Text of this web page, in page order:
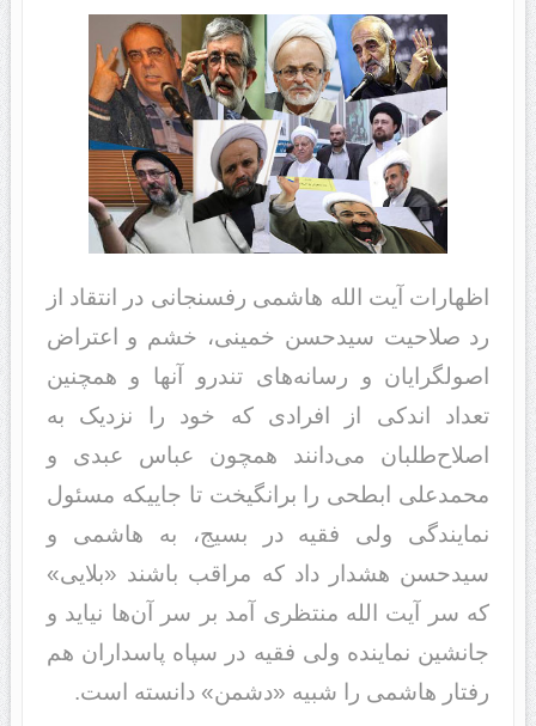
اظهارات آیت الله هاشمی رفسنجانی در انتقاد از
رد صلاحیت سیدحسن خمینی، خشم و اعتراض
اصولگرایان و رسانه‌های تندرو آنها و همچنین
تعداد اندکی از افرادی که خود را نزدیک به
اصلاح‌طلبان می‌دانند همچون عباس عبدی و
محمدعلی ابطحی را برانگیخت تا جاییکه مسئول
نمایندگی ولی فقیه در بسیج، به هاشمی و
سیدحسن هشدار داد که مراقب باشند «بلایی»
که سر آیت الله منتظری آمد بر سر آن‌ها نیاید و
جانشین نماینده ولی فقیه در سپاه پاسداران هم
رفتار هاشمی را شبیه «دشمن» دانسته است.